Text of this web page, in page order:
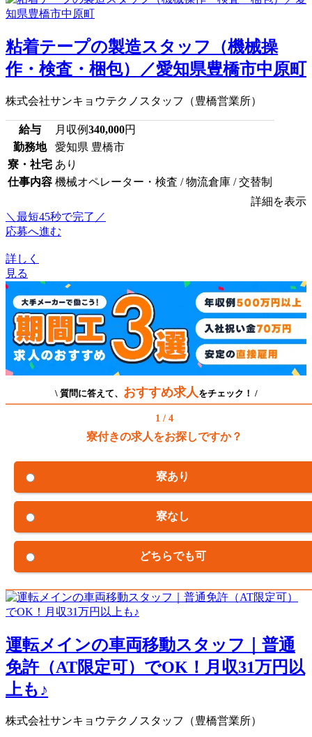
粘着テープの製造スタッフ（機械操
作・検査・梱包）／愛知県豊橋市中原町
株式会社サンキョウテクノスタッフ（豊橋営業所）
給与 月収例340,000円
勤務地
愛知県 豊橋市
寮・社宅 あり
仕事内容 機械オペレーター・検査 / 物流倉庫 / 交替制
詳細を表示
＼最短45秒で完了／
応募へ進む
詳しく
見る
\ 質問に答えて、 おすすめ求人 をチェック！ /
1 / 4
寮付きの求人をお探しですか？
寮あり
寮なし
どちらでも可
運転メインの車両移動スタッフ｜普通
免許（AT限定可）でOK！月収31万円以
上も♪
株式会社サンキョウテクノスタッフ（豊橋営業所）